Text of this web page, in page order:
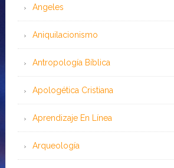
Angeles
Aniquilacionismo
Antropología Bíblica
Apologética Cristiana
Aprendizaje En Línea
Arqueología